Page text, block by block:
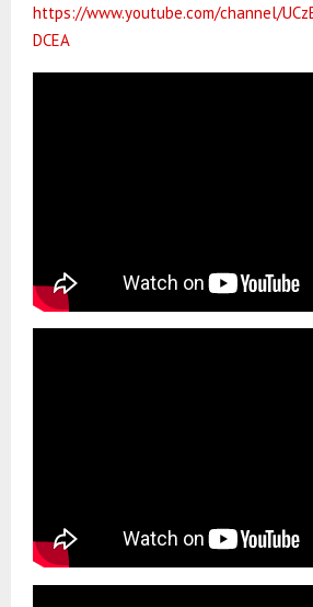
https://www.youtube.com/channel/
DCEA